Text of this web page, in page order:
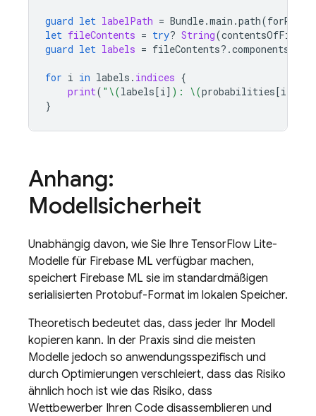
guard let labelPath = Bundle.main .path(
let fileContents = try? String(contentsOfFile
guard let labels = fileContents?.components
for i in labels . indices {
print( " \(labels[i] ) : \(probabilities[i
}
Anhang:
Modellsicherheit
Unabhängig davon, wie Sie Ihre TensorFlow Lite-
Modelle für Firebase ML verfügbar machen,
speichert Firebase ML sie im standardmäßigen
serialisierten Protobuf-Format im lokalen Speicher.
Theoretisch bedeutet das, dass jeder Ihr Modell
kopieren kann. In der Praxis sind die meisten
Modelle jedoch so anwendungsspezifisch und
durch Optimierungen verschleiert, dass das Risiko
ähnlich hoch ist wie das Risiko, dass
Wettbewerber Ihren Code disassemblieren und